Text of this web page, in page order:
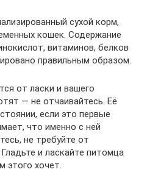
сухой корм,
кошек. Содержание
витаминов, белков
правильным образом.
от ласки и вашего
— не отчаивайтесь. Её
если это первые
что именно с ней
не требуйте от
и ласкайте питомца
этого хочет.